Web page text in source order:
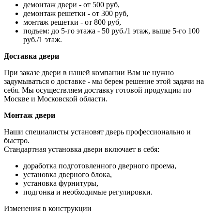
демонтаж двери - от 500 руб,
демонтаж решетки - от 300 руб,
монтаж решетки - от 800 руб,
подъем: до 5-го этажа - 50 руб./1 этаж, выше 5-го 100
руб./1 этаж.
Доставка двери
При заказе двери в нашей компании Вам не нужно
задумываться о доставке - мы берем решение этой задачи на
себя. Мы осуществляем доставку готовой продукции по
Москве и Московской области.
Монтаж двери
Наши специалисты установят дверь профессионально и
быстро.
Стандартная установка двери включает в себя:
доработка подготовленного дверного проема,
установка дверного блока,
установка фурнитуры,
подгонка и необходимые регулировки.
Изменения в конструкции